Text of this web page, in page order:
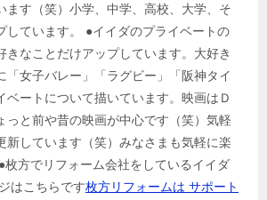
ます（笑）小学、中学、高校、大学、そ
しています。 ●イイダのプライベートの
きなことだけアップしています。大好き
「女子バレー」「ラグビー」「阪神タイ
ベートについて描いています。映画はＤ
っと前や昔の映画が中心です（笑）気軽
新しています（笑）みなさまも気軽に楽
枚方でリフォーム会社をしているイイダ
はこちらです枚方リフォームは サポート